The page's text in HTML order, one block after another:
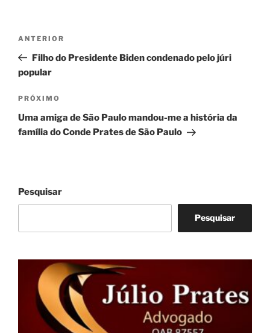
Post
Post
anterior
ANTERIOR
Filho do Presidente Biden condenado pelo júri
popular
Próximo
post
PRÓXIMO
Uma amiga de São Paulo mandou-me a história da
família do Conde Prates de São Paulo
Pesquisar
Pesquisar